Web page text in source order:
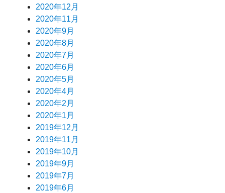
2020年12月
2020年11月
2020年9月
2020年8月
2020年7月
2020年6月
2020年5月
2020年4月
2020年2月
2020年1月
2019年12月
2019年11月
2019年10月
2019年9月
2019年7月
2019年6月